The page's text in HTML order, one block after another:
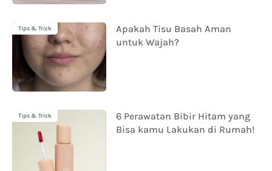
Tips & Trick
Apakah Tisu Basah Aman
untuk Wajah?
Tips & Trick
6 Perawatan Bibir Hitam yang
Bisa kamu Lakukan di Rumah!